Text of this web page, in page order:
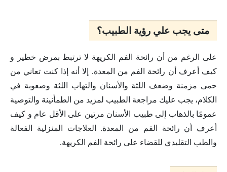
متى يجب علي رؤية الطبيب؟
على الرغم من أن رائحة الفم الكريهة لا ترتبط بمرض خطير و
كيف أعرف أن رائحة الفم من المعدة. إلا أنه إذا كنت تعاني من
حمى مزمنة وضعف اللثة والأسنان والتهاب اللثة وصعوبة في
الكلام، يجب عليك مراجعة الطبيب لمزيد من الطمأنينة والتوصية
عمومًا بالذهاب إلى طبيب الأسنان مرتين على الأقل عام و كيف
أعرف أن رائحة الفم من المعدة. العلاجات المنزلية الفعالة
والطب التقليدي للقضاء على رائحة الفم الكريهة.